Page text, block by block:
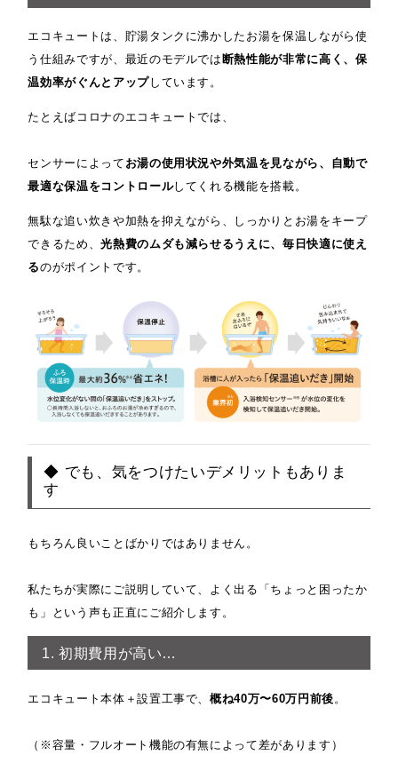
エコキュートは、貯湯タンクに沸かしたお湯を保温しながら使
う仕組みですが、最近のモデルでは 断熱性能が非常に高く、保
温効率がぐんとアップしています。
たとえばコロナのエコキュートでは、
センサーによって お湯の使用状況や外気温を見ながら、自動で
最適な保温をコントロールしてくれる機能を搭載。
無駄な追い炊きや加熱を抑えながら、しっかりとお湯をキープ
できるため、光熱費のムダも減らせるうえに、毎日快適に使え
るのがポイントです。
◆ でも、気をつけたいデメリットもありま
す
もちろん良いことばかりではありません。
私たちが実際にご説明していて、よく出る「ちょっと困ったか
も」という声も正直にご紹介します。
1. 初期費用が高い…
エコキュート本体＋設置工事で、概ね40万〜60万円前後。
（※容量・フルオート機能の有無によって差があります）